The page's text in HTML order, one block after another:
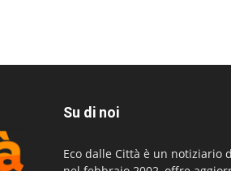
Su di noi
Eco dalle Città è un notiziario